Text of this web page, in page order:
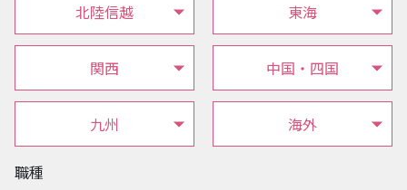
北陸信越 東海
関西 中国・四国
九州 海外
職種